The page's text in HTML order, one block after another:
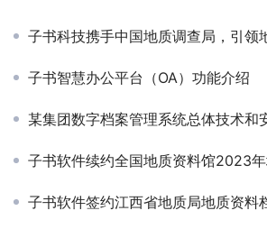
子书科技携手中国地质调查局，引领地质
子书智慧办公平台（OA）功能介绍
某集团数字档案管理系统总体技术和
子书软件续约全国地质资料馆2023年地质资料报盘
子书软件签约江西省地质局地质资料